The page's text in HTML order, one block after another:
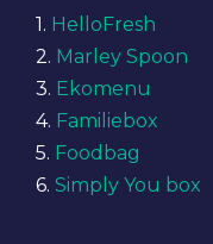
1. HelloFresh
2. Marley Spoon
3. Ekomenu
4. Familiebox
5. Foodbag
6. Simply You box